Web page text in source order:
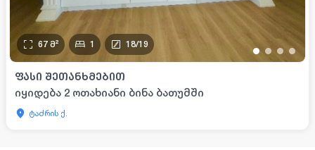
• • • •
67 მ² 1 18/19
ᲤᲐᲡᲘ ᲨᲔᲗᲐᲜᲮᲛᲔᲑᲘᲗ
იყიდება 2 ოთახიანი ბინა ბათუმში
ტაძრის ქ.